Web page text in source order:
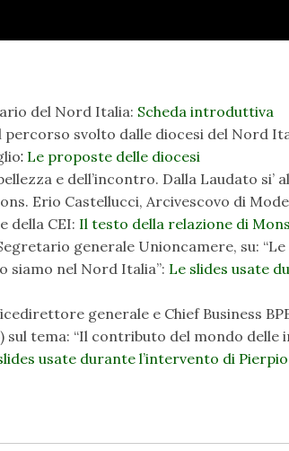
del Nord Italia: Scheda introduttiva
svolto dalle diocesi del Nord
: Le proposte delle diocesi
e dell’incontro. Dalla Laudato si’
Erio Castellucci, Arcivescovo di
della CEI: Il testo della relazione di
generale Unioncamere, su: “Le
siamo nel Nord Italia”: Le slides usate
generale e Chief Business
sul tema: “Il contributo del mondo delle
usate durante l’intervento di